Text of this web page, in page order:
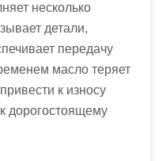
несколько
детали,
передачу
масло теряет
к износу
дорогостоящему